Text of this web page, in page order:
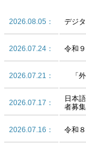
2026.08.05： デジ
2026.07.24： 令和
2026.07.21： 「外
2026.07.17：
日本
者募集
2026.07.16： 令和